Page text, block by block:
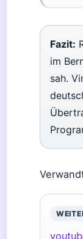
Fazit:
im
sah.